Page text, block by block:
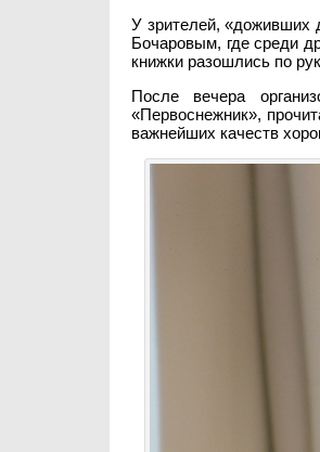
У зрителей, «доживших
Бочаровым, где среди
книжки разошлись по
После вечера
«Первоснежник»,
важнейших качеств